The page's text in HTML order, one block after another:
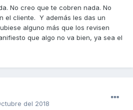
No creo que te cobren nada. No
el cliente. Y además les das un
alguno más que los revisen
que algo no va bien, ya sea el
del 2018